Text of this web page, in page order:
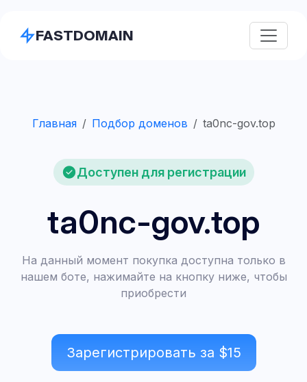
FASTDOMAIN
Главная Подбор доменов ta0nc-gov.top
Доступен для регистрации
ta0nc-gov.top
На данный момент покупка доступна только в
нашем боте, нажимайте на кнопку ниже, чтобы
приобрести
Зарегистрировать за $15